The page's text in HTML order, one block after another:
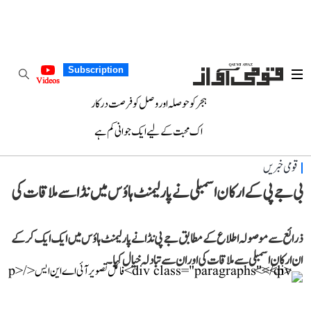
Subscription
Videos
ہجر کو حوصلہ اور وصل کو فرصت درکار
اک محبت کے لیے ایک جوانی کم ہے
قومی خبریں
بی جے پی کے ارکان اسمبلی نے پارلیمنٹ ہاؤس میں نڈا سے ملاقات کی
ذرائع سے موصولہ اطلاع کے مطابق جے پی نڈا نے پارلیمنٹ ہاؤس میں ایک ایک کرکے
ان ارکان اسمبلی سے ملاقات کی اور ان سے تبادلہ خیال کیا۔